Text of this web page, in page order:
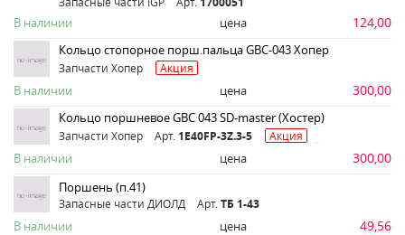
В наличии цена 124,00
Кольцо стопорное порш.пальца GBC-043 Хопер
Запчасти Хопер Акция
В наличии цена 300,00
Кольцо поршневое GBC 043 SD-master (Хостер)
Запчасти Хопер Арт. 1E40FP-3Z.3-5 Акция
В наличии цена 300,00
Поршень (п.41)
Запасные части ДИОЛД Арт. ТБ 1-43
В наличии цена 49,56